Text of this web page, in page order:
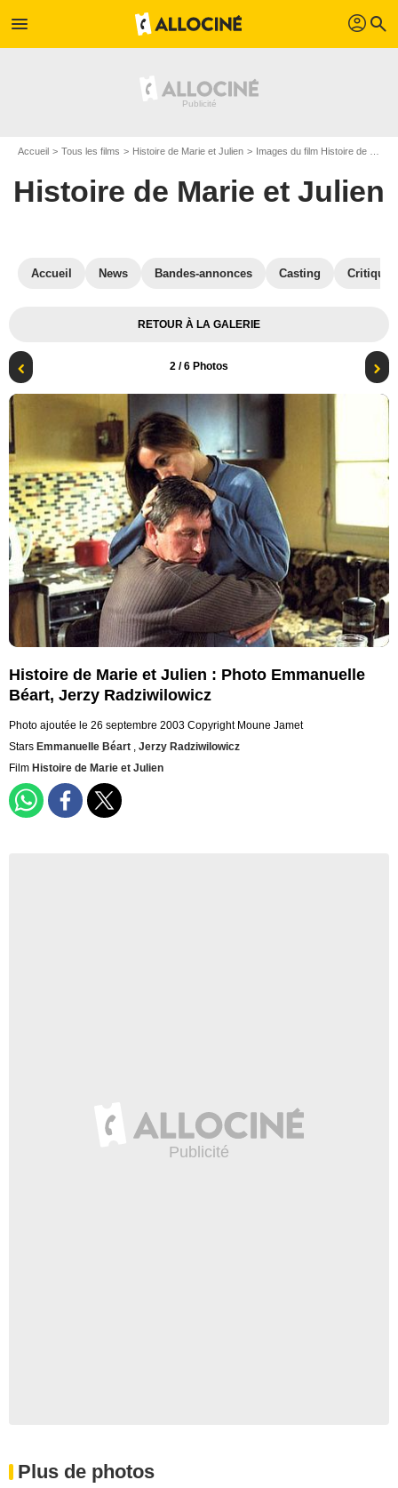
menu profil search
Accueil Tous les films Histoire de Marie et Julien Images du film Histoire de Marie et Julien
Histoire de Marie et Julien
Accueil News Bandes-annonces Casting
RETOUR À LA GALERIE
2 / 6 Photos
Histoire de Marie et Julien : Photo Emmanuelle
Béart, Jerzy Radziwilowicz
Photo ajoutée le 26 septembre 2003 Copyright Moune Jamet
Stars Emmanuelle Béart , Jerzy Radziwilowicz
Film Histoire de Marie et Julien
Plus de photos